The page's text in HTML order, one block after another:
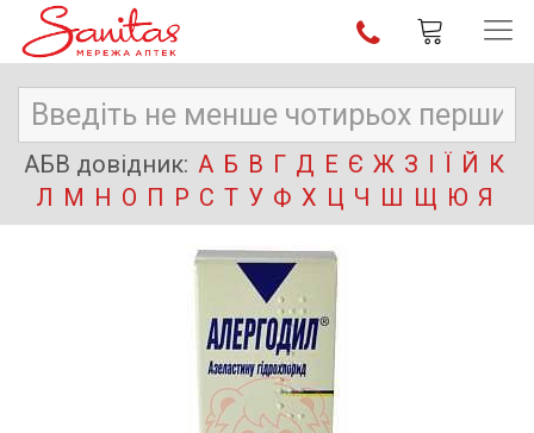
АБВ довідник: А Б В Г Д Е Є Ж З І Ї Й К
Л М Н О П Р С Т У Ф Х Ц Ч Ш Щ Ю Я